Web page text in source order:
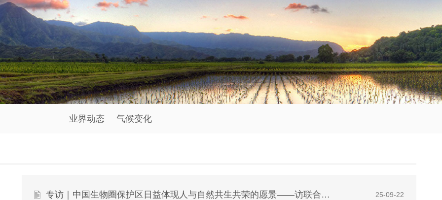
业界动态 气候变化
专访｜中国生物圈保护区日益体现人与自然共生共荣的愿景——访联合国教科文组织“人与生物圈计划”秘书长阿 | 25-09-22